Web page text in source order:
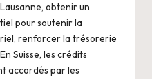
obtenir un
pour soutenir la
renforcer la trésorerie
Suisse, les crédits
accordés par les